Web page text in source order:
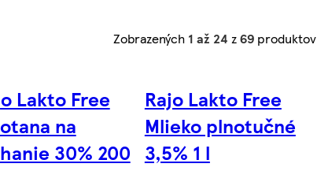
Zobrazených 1 až 24 z69 produktov
Lakto Free
na
30% 200
Rajo Lakto Free
Mlieko plnotučné
3,5% 1 l